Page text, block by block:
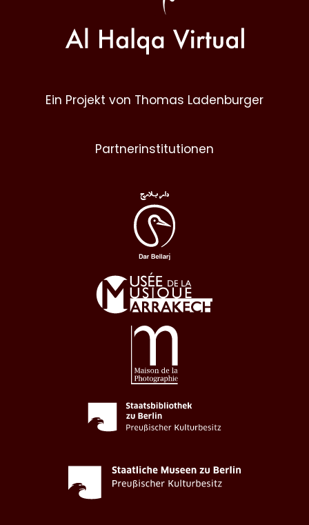
Ein Projekt von Thomas Ladenburger
Partnerinstitutionen